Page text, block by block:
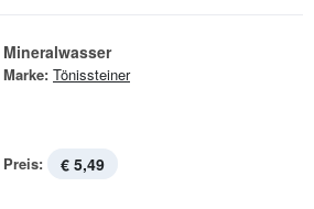
Mineralwasser
Marke: Tönissteiner
Preis: € 5,49